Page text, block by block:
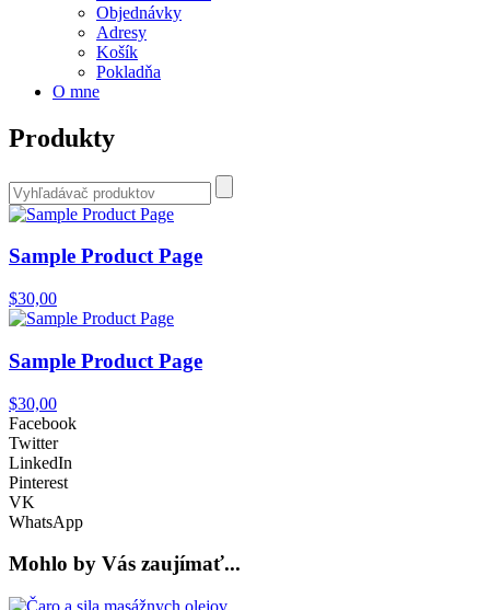
Objednávky
Adresy
Košík
Pokladňa
O mne
Produkty
Sample Product Page
$30,00
Sample Product Page
$30,00
Facebook
Twitter
LinkedIn
Pinterest
VK
WhatsApp
Mohlo by Vás zaujímať...